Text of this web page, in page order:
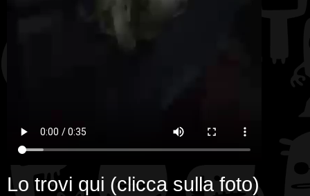
Lo trovi qui (clicca sulla foto)